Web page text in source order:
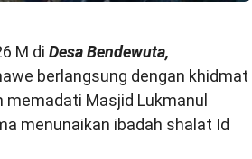
M di Desa Bendewuta,
berlangsung dengan khidmat
memadati Masjid Lukmanul
menunaikan ibadah shalat Id